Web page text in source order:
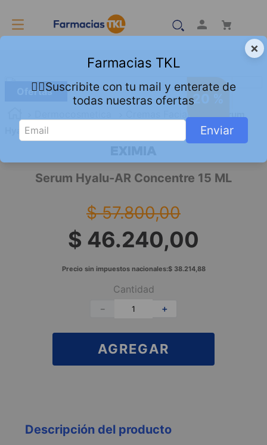
Ofertas 20 %
Serum
Hyalu-AR Concentre 15 ML
Serum Hyalu-AR Concentre 15 ML
$ 57.800,00
$ 46.240,00
Precio sin impuestos nacionales:$ 38.214,88
Cantidad
＋
－
AGREGAR
Descripción del producto
×
Farmacias TKL
👇🏻Suscribite con tu mail y enterate de
todas nuestras ofertas
Enviar